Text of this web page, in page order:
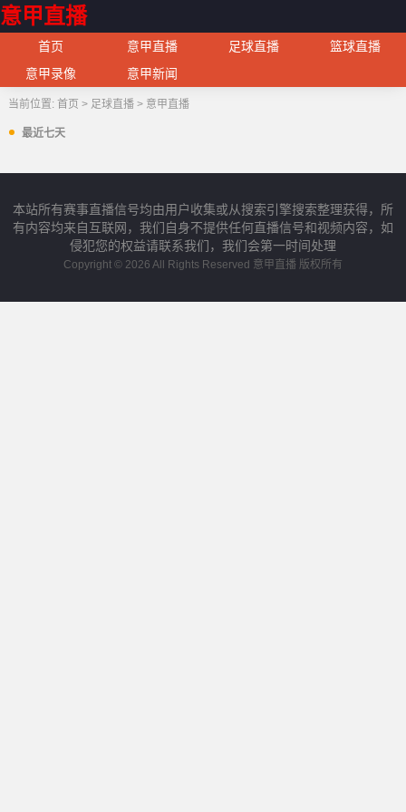
意甲直播
首页 意甲直播 足球直播
篮球直播
意甲录像
意甲新闻
当前位置: 首页 > 足球直播> 意甲直播
最近七天
本站所有赛事直播信号均由用户收集或从搜索引擎搜索整理获得，所
有内容均来自互联网，我们自身不提供任何直播信号和视频内容，如
侵犯您的权益请联系我们，我们会第一时间处理
Copyright © 2026 All Rights Reserved 意甲直播 版权所有